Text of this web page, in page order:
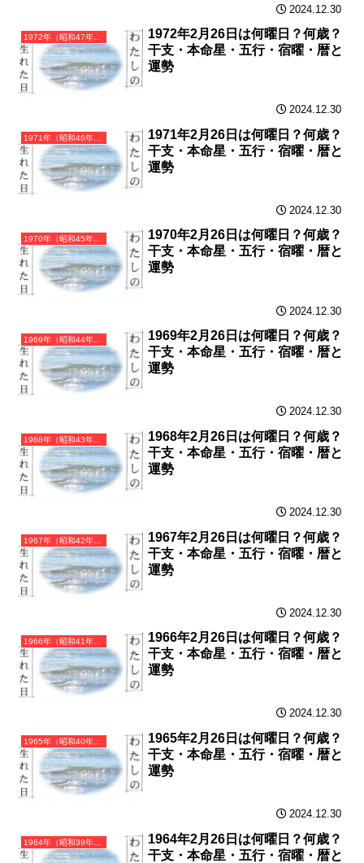
2024.12.30
1972年（昭和47年）壬子（みずのえね）・子年（ねずみ年）カレンダー（月曜はじまり）
1972年2月26日は何曜日？何歳？
干支・本命星・五行・宿曜・暦と
運勢
2024.12.30
1971年（昭和46年）辛亥（かのとい）・亥年（いのしし年）カレンダー（月曜はじまり）
1971年2月26日は何曜日？何歳？
干支・本命星・五行・宿曜・暦と
運勢
2024.12.30
1970年（昭和45年）庚戌（かのえいぬ）・戌年（いぬ年）カレンダー（月曜はじまり）
1970年2月26日は何曜日？何歳？
干支・本命星・五行・宿曜・暦と
運勢
2024.12.30
1969年（昭和44年）己酉（つちのととり）・酉年（とり年）カレンダー（月曜はじまり）
1969年2月26日は何曜日？何歳？
干支・本命星・五行・宿曜・暦と
運勢
2024.12.30
1968年（昭和43年）戊申（つちのえさる）・申年（さる年）カレンダー（月曜はじまり）
1968年2月26日は何曜日？何歳？
干支・本命星・五行・宿曜・暦と
運勢
2024.12.30
1967年（昭和42年）丁未（ひのとひつじ）・未年（ひつじ年）カレンダー（月曜はじまり）
1967年2月26日は何曜日？何歳？
干支・本命星・五行・宿曜・暦と
運勢
2024.12.30
1966年（昭和41年）丙午（ひのえうま）・午年（うま年）カレンダー（月曜はじまり）
1966年2月26日は何曜日？何歳？
干支・本命星・五行・宿曜・暦と
運勢
2024.12.30
1965年（昭和40年）乙巳（きのとみ）・巳年（へび年）カレンダー（月曜はじまり）
1965年2月26日は何曜日？何歳？
干支・本命星・五行・宿曜・暦と
運勢
2024.12.30
1964年（昭和39年）甲辰（きのえたつ）・辰年（たつ年）カレンダー（月曜はじまり）
1964年2月26日は何曜日？何歳？
干支・本命星・五行・宿曜・暦と